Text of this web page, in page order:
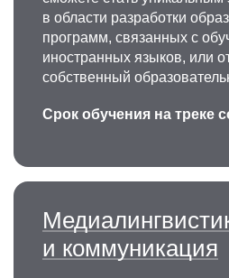
в области разработки
программ, связанных с
иностранных языков, или
собственный
Срок обучения на треке
и коммуникация